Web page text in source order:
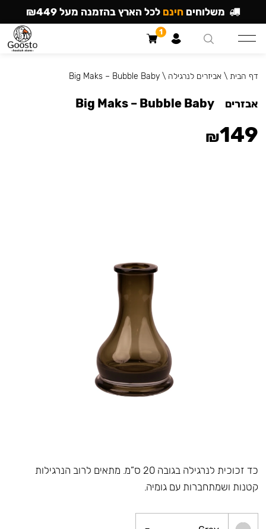
כד זכוכית לנרגילה בגובה 20 ס”מ. מתאים לרוב הנרגילות
קטנות ושמתחברות עם גומיה.
דף הבית \אביזרים לנרגילה \
Big Maks – Bubble Baby
אבזרים Big Maks – Bubble Baby
₪149
משלוחים חינם לכל הארץ בהזמנה מעל ₪449
1